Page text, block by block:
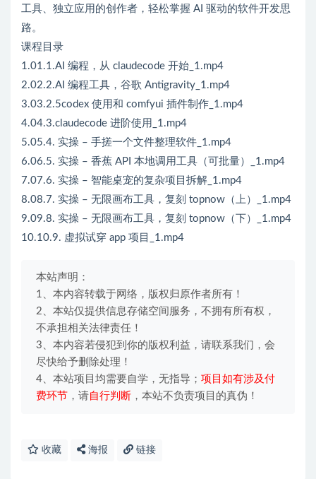
工具、独立应用的创作者，轻松掌握 AI 驱动的软件开发思
路。
课程目录
1.01.1.AI 编程，从 claudecode 开始_1.mp4
2.02.2.AI 编程工具，谷歌 Antigravity_1.mp4
3.03.2.5codex 使用和 comfyui 插件制作_1.mp4
4.04.3.claudecode 进阶使用_1.mp4
5.05.4. 实操 – 手搓一个文件整理软件_1.mp4
6.06.5. 实操 – 香蕉 API 本地调用工具（可批量）_1.mp4
7.07.6. 实操 – 智能桌宠的复杂项目拆解_1.mp4
8.08.7. 实操 – 无限画布工具，复刻 topnow（上）_1.mp4
9.09.8. 实操 – 无限画布工具，复刻 topnow（下）_1.mp4
10.10.9. 虚拟试穿 app 项目_1.mp4
本站声明：
1、本内容转载于网络，版权归原作者所有！
2、本站仅提供信息存储空间服务，不拥有所有权，
不承担相关法律责任！
3、本内容若侵犯到你的版权利益，请联系我们，会
尽快给予删除处理！
4、本站项目均需要自学，无指导； 项目如有涉及付
费环节 ，请自行判断 ，本站不负责项目的真伪！
收藏 海报 链接